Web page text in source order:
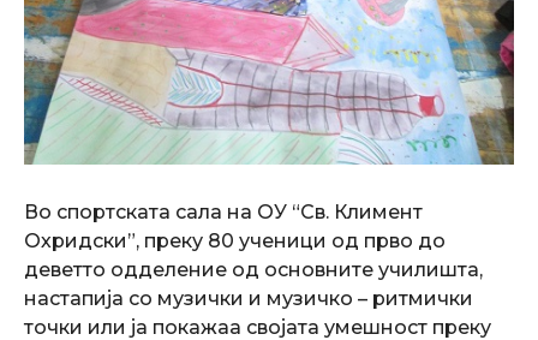
Во спортската сала на ОУ “Св. Климент
Охридски”, преку 80 ученици од прво до
деветто одделение од основните училишта,
настапија со музички и музичко – ритмички
точки или ја покажаа својата умешност преку